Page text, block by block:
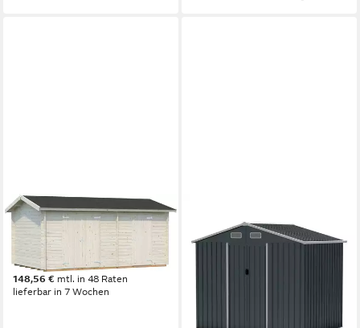
PALMAKO
Gerätehaus Jari, BxT:
550x346 cm, transparent
5.116,99 €
148,56 € mtl. in 48 Raten
lieferbar in 7 Wochen
Gerätehaus, BxT: 236x172
cm, Geräteschuppen, mit 4
Luftventile & Bodenbasis